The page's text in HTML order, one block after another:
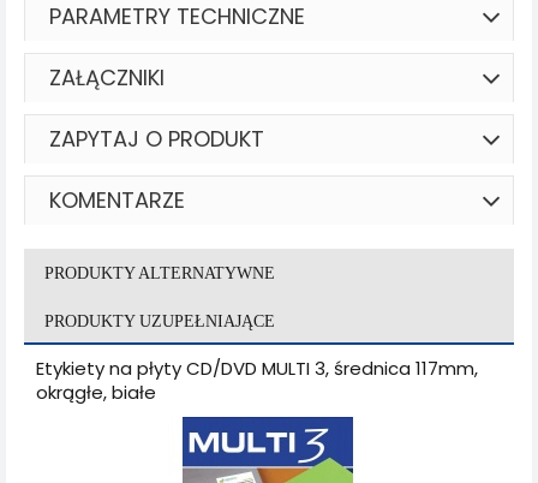
PARAMETRY TECHNICZNE
ZAŁĄCZNIKI
ZAPYTAJ O PRODUKT
KOMENTARZE
PRODUKTY ALTERNATYWNE
PRODUKTY UZUPEŁNIAJĄCE
Etykiety na płyty CD/DVD MULTI 3, średnica 117mm,
okrągłe, białe